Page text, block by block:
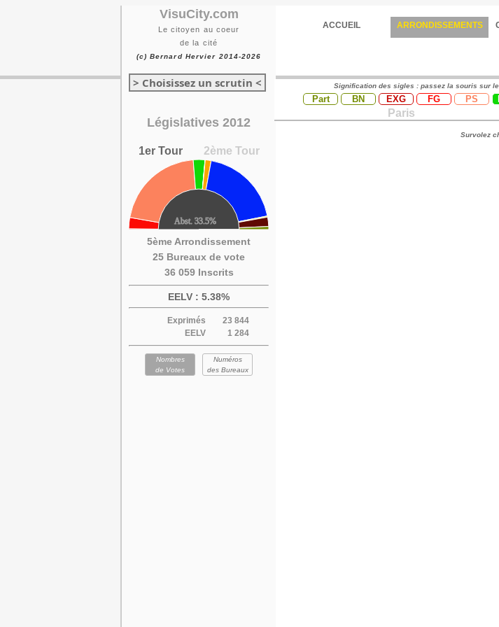
VisuCity.com
Le citoyen au coeur
de la cité
(c) Bernard Hervier 2014-2026
ACCUEIL ARRONDISSEMENTS
> Choisissez un scrutin <
Législatives 2012
1er Tour 2ème Tour
5ème Arrondissement
25 Bureaux de vote
36 059 Inscrits
EELV : 5.38%
Exprimés
23 844
EELV
1 284
Nombres
de Votes
Numéros
des Bureaux
Signification des sigles : passez la souris sur
Part BN EXG FG PS
Paris
Survolez